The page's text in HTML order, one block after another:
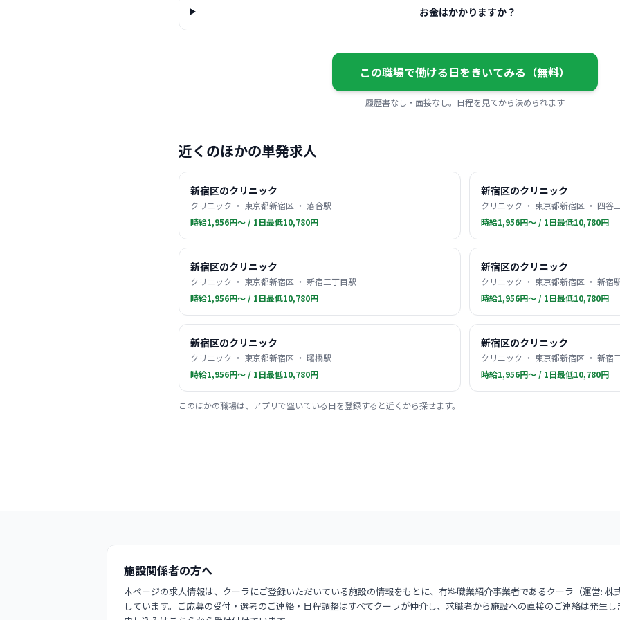
お金はかかりますか？
この職場で働ける日をきいてみる（無料）
履歴書なし・面接なし。日程を見てから決められます
近くのほかの単発求人
新宿区のクリニック
クリニック ・ 東京都新宿区 ・ 落合駅
時給1,956円〜 / 1日最低10,780円
新宿区のクリニック
クリニック ・ 東京都新宿区 ・ 四谷
時給1,956円〜 / 1日最低10,780円
新宿区のクリニック
クリニック ・ 東京都新宿区 ・ 新宿三丁目駅
時給1,956円〜 / 1日最低10,780円
新宿区のクリニック
クリニック ・ 東京都新宿区 ・ 新宿
時給1,956円〜 / 1日最低10,780円
新宿区のクリニック
クリニック ・ 東京都新宿区 ・ 曙橋駅
時給1,956円〜 / 1日最低10,780円
新宿区のクリニック
クリニック ・ 東京都新宿区 ・ 新宿
時給1,956円〜 / 1日最低10,780円
このほかの職場は、アプリで空いている日を登録すると近くから探せます。
施設関係者の方へ
本ページの求人情報は、クーラにご登録いただいている施設の情報をもとに、有料職業紹介事業者であるクーラ（運営:
しています。ご応募の受付・選考のご連絡・日程調整はすべてクーラが仲介し、求職者から施設への直接のご連絡は発生